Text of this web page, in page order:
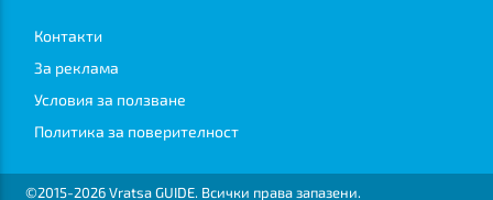
Контакти
За реклама
Условия за ползване
Политика за поверителност
©2015-2026 Vratsa GUIDE. Всички права запазени.